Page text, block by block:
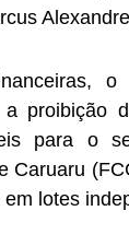
a proibição
para o
Caruaru
lotes